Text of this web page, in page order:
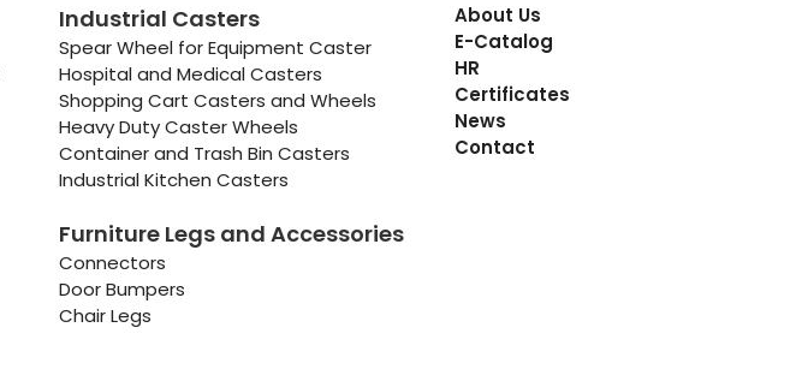
Industrial Casters
Spear Wheel for Equipment Caster
Hospital and Medical Casters
Shopping Cart Casters and Wheels
Heavy Duty Caster Wheels
Container and Trash Bin Casters
Industrial Kitchen Casters
Furniture Legs and Accessories
Connectors
Door Bumpers
Chair Legs
About Us
E-Catalog
HR
Certificates
News
Contact